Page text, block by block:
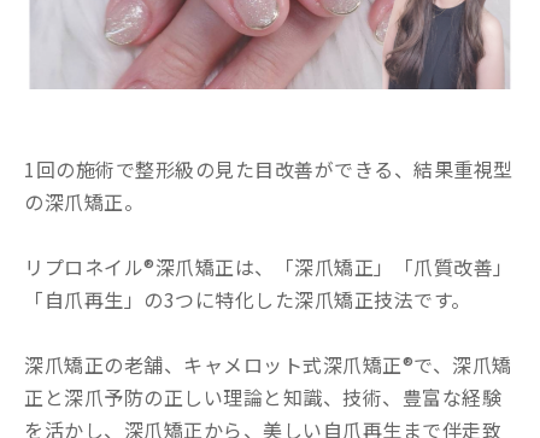
1回の施術で整形級の見た目改善ができる、結果重視型
の深爪矯正。
リプロネイル®深爪矯正は、「深爪矯正」「爪質改善」
「自爪再生」の3つに特化した深爪矯正技法です。
深爪矯正の老舗、キャメロット式深爪矯正®で、深爪矯
正と深爪予防の正しい理論と知識、技術、豊富な経験
を活かし、深爪矯正から、美しい自爪再生まで伴走致